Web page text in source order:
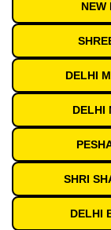
NEW
DELHI
DELHI
SHRI
DELHI